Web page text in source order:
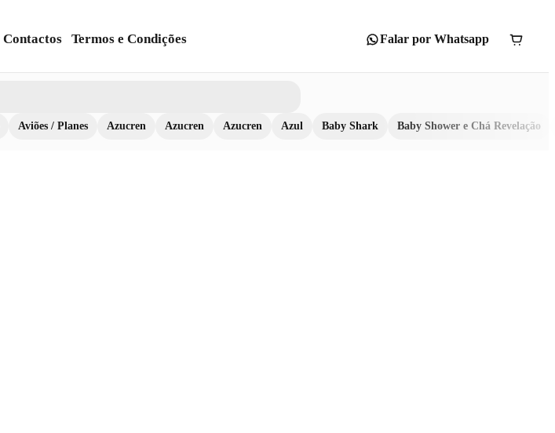
Contactos Termos e Condições Falar por Whatsapp
Aviões / Planes Azucren Azucren Azucren Azul Baby Shark Baby Shower e Chá Revelação